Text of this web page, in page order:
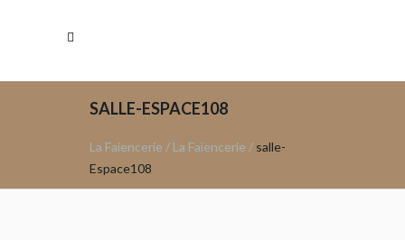
SALLE-ESPACE108
La Faiencerie / La Faïencerie / salle-
Espace108